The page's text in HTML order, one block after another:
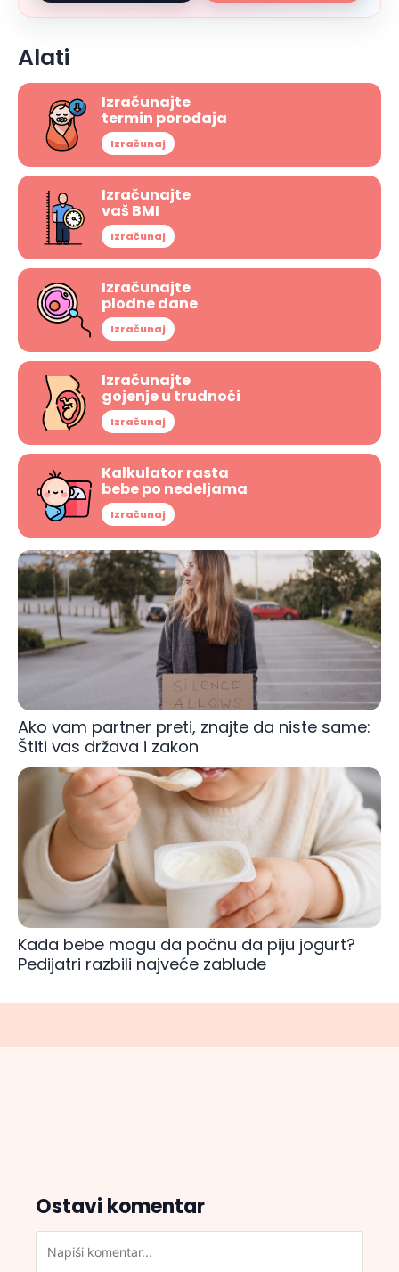
Alati
Izračunajte
termin porođaja
Izračunaj
Izračunajte
vaš BMI
Izračunaj
Izračunajte
plodne dane
Izračunaj
Izračunajte
gojenje u trudnoći
Izračunaj
Kalkulator rasta
bebe po nedeljama
Izračunaj
Ako vam partner preti, znajte da niste same:
Štiti vas država i zakon
Kada bebe mogu da počnu da piju jogurt?
Pedijatri razbili najveće zablude
Ostavi komentar